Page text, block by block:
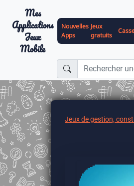
Mes
Applications
Jeux
Mobile
Nouvelles
Apps
Jeux
gratuits
Jeux de gestion,